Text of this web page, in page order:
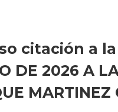
citación a
DE 2026 A